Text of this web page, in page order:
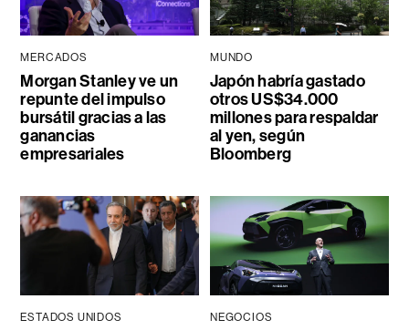
MERCADOS
Morgan Stanley ve un
repunte del impulso
bursátil gracias a las
ganancias
empresariales
MUNDO
Japón habría gastado
otros US$34.000
millones para respaldar
al yen, según
Bloomberg
ESTADOS UNIDOS NEGOCIOS